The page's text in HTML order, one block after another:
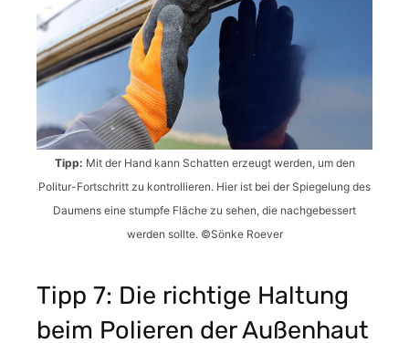
Tipp: Mit der Hand kann Schatten erzeugt werden, um den
Politur-Fortschritt zu kontrollieren. Hier ist bei der Spiegelung des
Daumens eine stumpfe Fläche zu sehen, die nachgebessert
werden sollte. ©Sönke Roever
Tipp 7: Die richtige Haltung
beim Polieren der Außenhaut